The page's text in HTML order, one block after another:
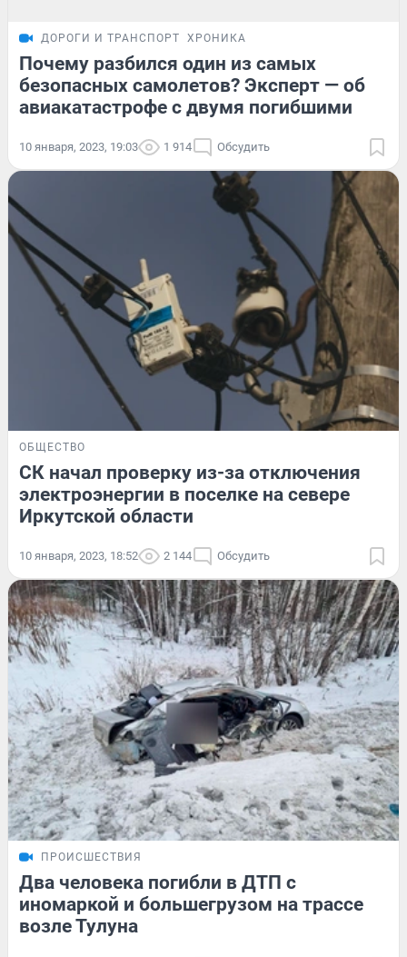
ДОРОГИ И ТРАНСПОРТ ХРОНИКА
Почему разбился один из самых
безопасных самолетов? Эксперт — об
авиакатастрофе с двумя погибшими
10 января, 2023, 19:03 1 914 Обсудить
ОБЩЕСТВО
СК начал проверку из-за отключения
электроэнергии в поселке на севере
Иркутской области
10 января, 2023, 18:52 2 144 Обсудить
ПРОИСШЕСТВИЯ
Два человека погибли в ДТП с
иномаркой и большегрузом на трассе
возле Тулуна